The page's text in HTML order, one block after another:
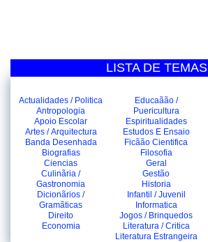
LISTA DE TEMAS
Actualidades / Politica
Antropologia
Apoio Escolar
Artes / Arquitectura
Banda Desenhada
Biografias
Ciencias
Culinãria /
Gastronomia
Dicionãrios /
Gramãticas
Direito
Economia
Educaãão /
Puericultura
Espiritualidades
Estudos E Ensaio
Ficãão Cientifica
Filosofia
Geral
Gestão
Historia
Infantil / Juvenil
Informatica
Jogos / Brinquedos
Literatura / Critica
Literatura Estrangeira